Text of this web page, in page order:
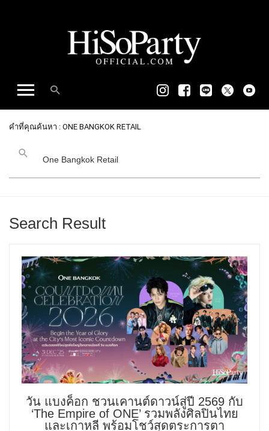
คำที่คุณค้นหา : ONE BANGKOK RETAIL
Search Result
วัน แบงค็อก ชวนเคานต์ดาวน์สู่ปี 2569 กับ
‘The Empire of ONE’ รวมพลังศิลปินไทย
และเกาหลี พร้อมโชว์สุดตระการตา